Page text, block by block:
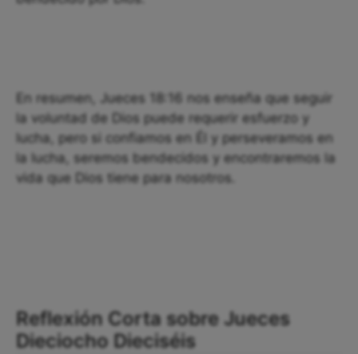
En resumen, Jueces 18:16 nos enseña que seguir
la voluntad de Dios puede requerir esfuerzo y
lucha, pero si confiamos en Él y perseveramos en
la lucha, seremos bendecidos y encontraremos la
vida que Dios tiene para nosotros.
Reflexión Corta sobre Jueces
Dieciocho Dieciséis